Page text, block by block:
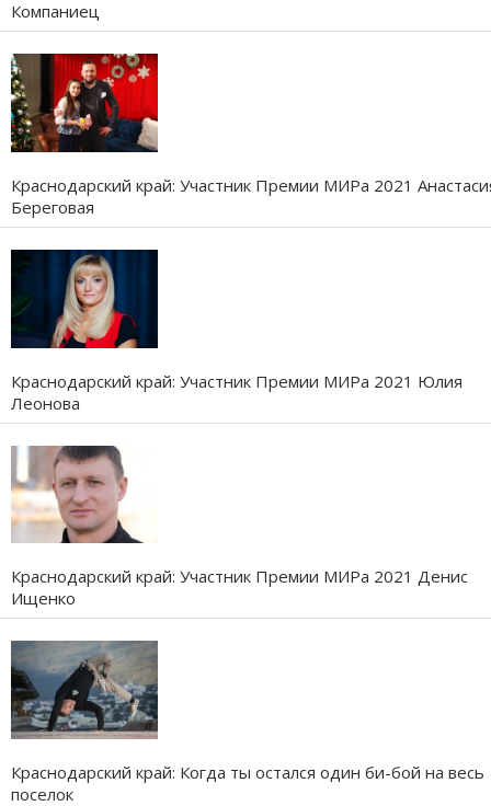
Компаниец
Краснодарский край: Участник Премии МИРа 2021
Береговая
Краснодарский край: Участник Премии МИРа 2021 Юлия
Леонова
Краснодарский край: Участник Премии МИРа 2021 Денис
Ищенко
Краснодарский край: Когда ты остался один би-бой на весь
поселок